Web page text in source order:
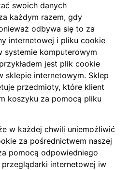
swoich danych
każdym razem, gdy
odbywa się to za
internetowej i pliku cookie
systemie komputerowym
jest plik cookie
sklepie internetowym. Sklep
przedmioty, które klient
koszyku za pomocą pliku
w każdej chwili uniemożliwić
za pośrednictwem naszej
pomocą odpowiedniego
internetowej iw